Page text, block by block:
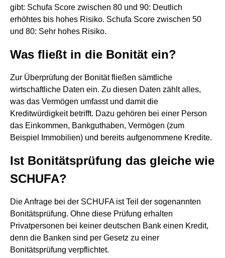
gibt: Schufa Score zwischen 80 und 90: Deutlich
erhöhtes bis hohes Risiko. Schufa Score zwischen 50
und 80: Sehr hohes Risiko.
Was fließt in die Bonität ein?
Zur Überprüfung der Bonität fließen sämtliche
wirtschaftliche Daten ein. Zu diesen Daten zählt alles,
was das Vermögen umfasst und damit die
Kreditwürdigkeit betrifft. Dazu gehören bei einer Person
das Einkommen, Bankguthaben, Vermögen (zum
Beispiel Immobilien) und bereits aufgenommene Kredite.
Ist Bonitätsprüfung das gleiche wie
SCHUFA?
Die Anfrage bei der SCHUFA ist Teil der sogenannten
Bonitätsprüfung. Ohne diese Prüfung erhalten
Privatpersonen bei keiner deutschen Bank einen Kredit,
denn die Banken sind per Gesetz zu einer
Bonitätsprüfung verpflichtet.